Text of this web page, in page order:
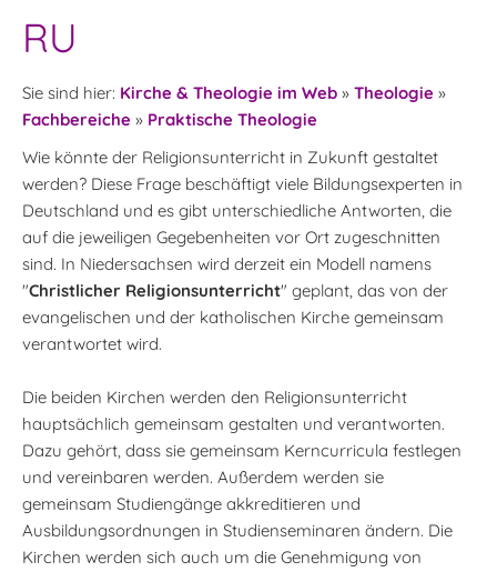
RU
Sie sind hier: Kirche & Theologie im Web » Theologie »
Fachbereiche » Praktische Theologie
Wie könnte der Religionsunterricht in Zukunft gestaltet
werden? Diese Frage beschäftigt viele Bildungsexperten in
Deutschland und es gibt unterschiedliche Antworten, die
auf die jeweiligen Gegebenheiten vor Ort zugeschnitten
sind. In Niedersachsen wird derzeit ein Modell namens
"Christlicher Religionsunterricht" geplant, das von der
evangelischen und der katholischen Kirche gemeinsam
verantwortet wird.
Die beiden Kirchen werden den Religionsunterricht
hauptsächlich gemeinsam gestalten und verantworten.
Dazu gehört, dass sie gemeinsam Kerncurricula festlegen
und vereinbaren werden. Außerdem werden sie
gemeinsam Studiengänge akkreditieren und
Ausbildungsordnungen in Studienseminaren ändern. Die
Kirchen werden sich auch um die Genehmigung von